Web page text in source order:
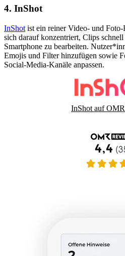
4. InShot
InShot ist ein reiner Video- und
sich darauf konzentriert, Clips
Smartphone zu bearbeiten.
Emojis und Filter hinzufügen sowie
Social-Media-Kanäle anpassen.
InShot auf